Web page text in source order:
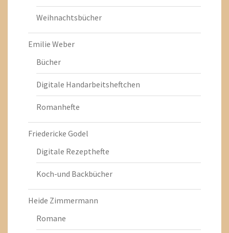
Weihnachtsbücher
Emilie Weber
Bücher
Digitale Handarbeitsheftchen
Romanhefte
Friedericke Godel
Digitale Rezepthefte
Koch-und Backbücher
Heide Zimmermann
Romane